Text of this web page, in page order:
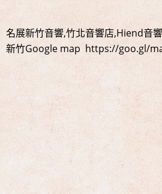
名展新竹音響,竹北音響店,Hiend音
新竹Google map https://goo.gl/